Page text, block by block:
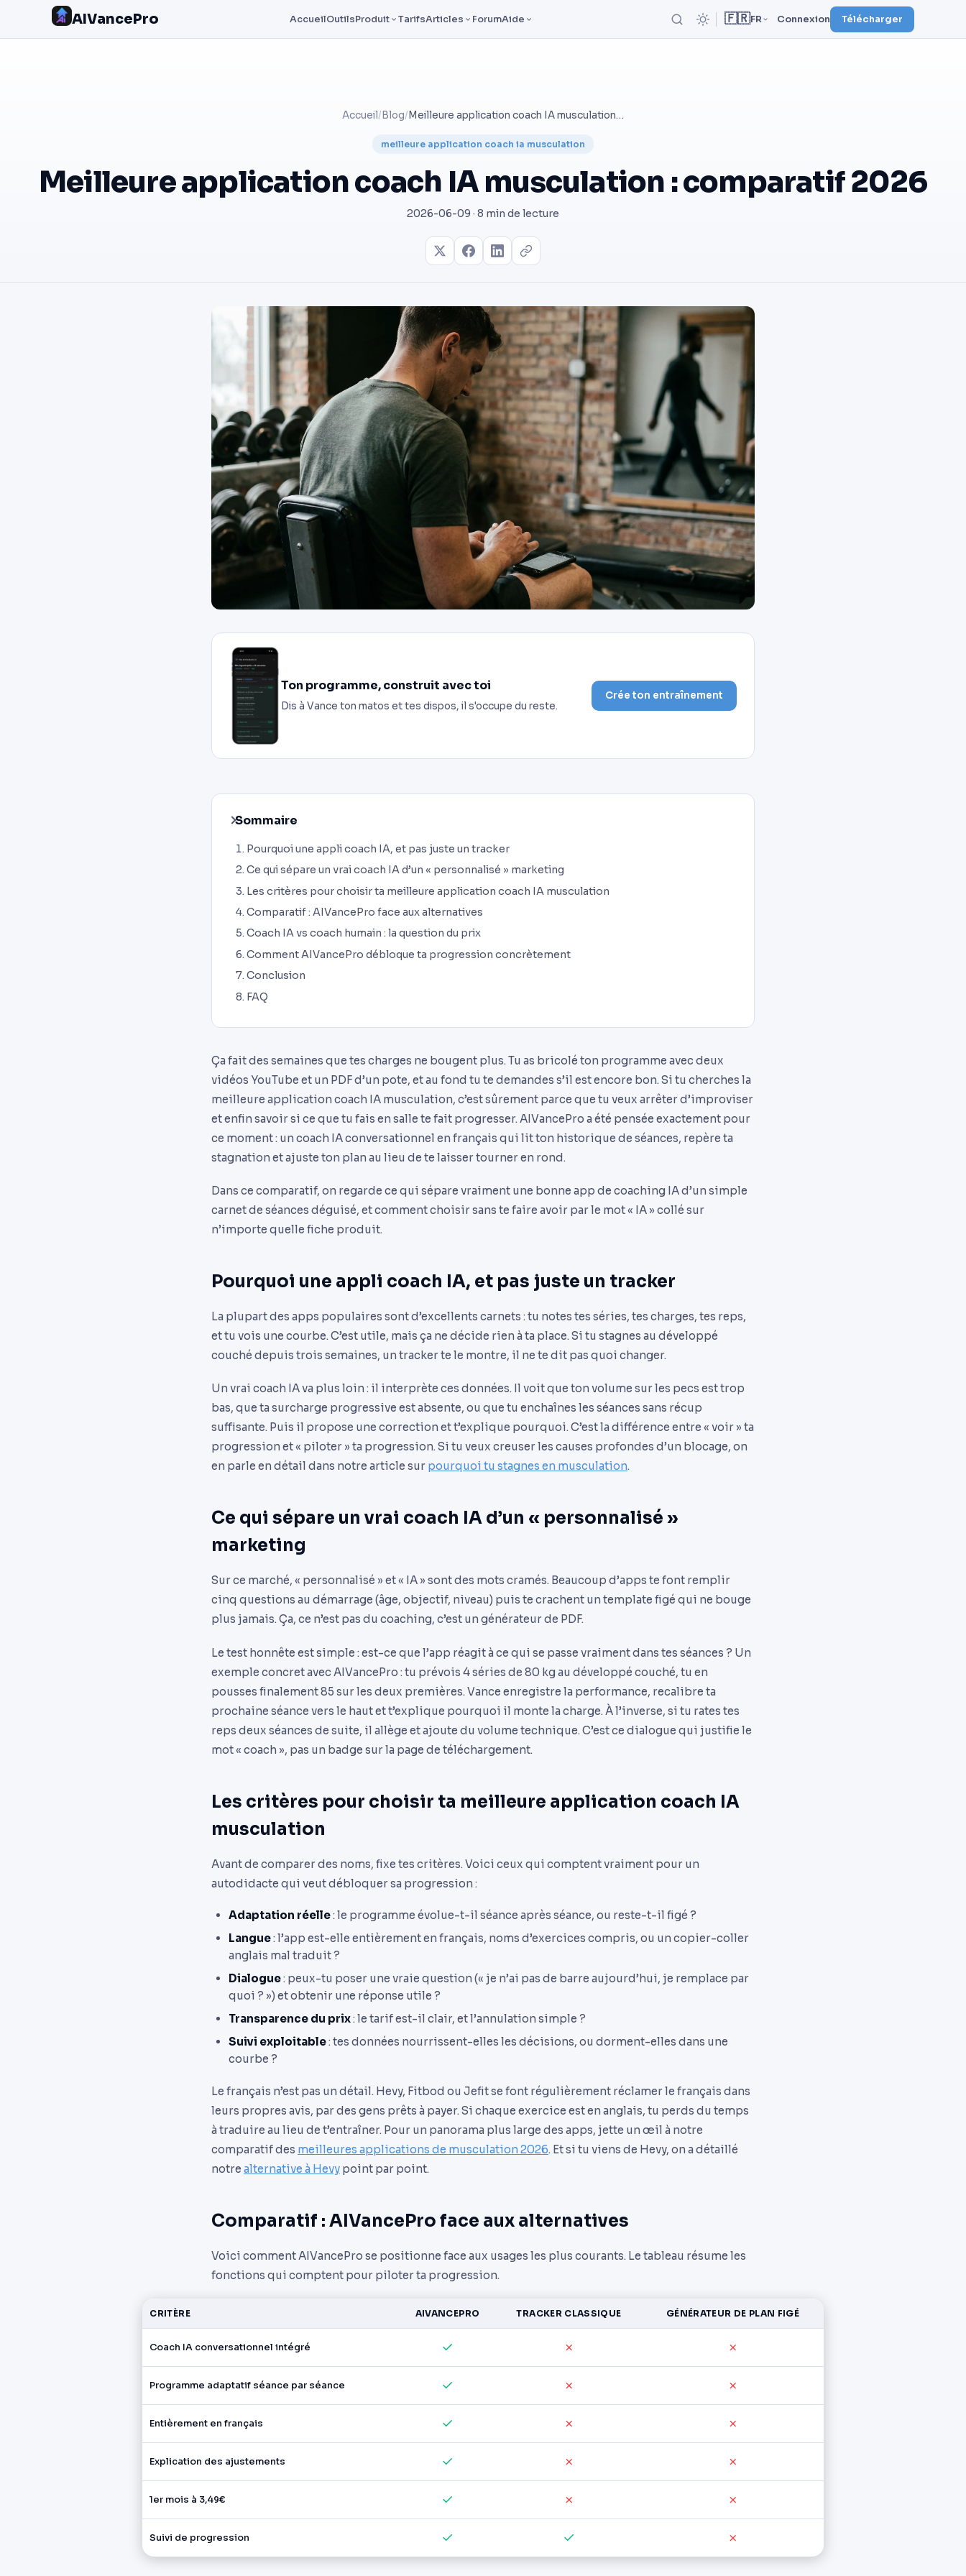
AIVancePro AccueilOutilsProduit TarifsArticles ForumAide 🇫🇷FR Connexion Télécharger
Accueil/ Blog/ Meilleure application coach IA musculation : comparatif 2026
meilleure application coach ia musculation
Meilleure application coach IA musculation : comparatif 2026
2026-06-09 · 8 min de lecture
Ton programme, construit avec toi
Dis à Vance ton matos et tes dispos, il s'occupe du reste.
Crée ton entraînement
Sommaire
Pourquoi une appli coach IA, et pas juste un tracker
Ce qui sépare un vrai coach IA d’un « personnalisé » marketing
Les critères pour choisir ta meilleure application coach IA musculation
Comparatif : AIVancePro face aux alternatives
Coach IA vs coach humain : la question du prix
Comment AIVancePro débloque ta progression concrètement
Conclusion
FAQ
Ça fait des semaines que tes charges ne bougent plus. Tu as bricolé ton programme avec deux
vidéos YouTube et un PDF d’un pote, et au fond tu te demandes s’il est encore bon. Si tu cherches la
meilleure application coach IA musculation, c’est sûrement parce que tu veux arrêter d’improviser
et enfin savoir si ce que tu fais en salle te fait progresser. AIVancePro a été pensée exactement pour
ce moment : un coach IA conversationnel en français qui lit ton historique de séances, repère ta
stagnation et ajuste ton plan au lieu de te laisser tourner en rond.
Dans ce comparatif, on regarde ce qui sépare vraiment une bonne app de coaching IA d’un simple
carnet de séances déguisé, et comment choisir sans te faire avoir par le mot « IA » collé sur
n’importe quelle fiche produit.
Pourquoi une appli coach IA, et pas juste un tracker
La plupart des apps populaires sont d’excellents carnets : tu notes tes séries, tes charges, tes reps,
et tu vois une courbe. C’est utile, mais ça ne décide rien à ta place. Si tu stagnes au développé
couché depuis trois semaines, un tracker te le montre, il ne te dit pas quoi changer.
Un vrai coach IA va plus loin : il interprète ces données. Il voit que ton volume sur les pecs est trop
bas, que ta surcharge progressive est absente, ou que tu enchaînes les séances sans récup
suffisante. Puis il propose une correction et t’explique pourquoi. C’est la différence entre « voir » ta
progression et « piloter » ta progression. Si tu veux creuser les causes profondes d’un blocage, on
en parle en détail dans notre article sur pourquoi tu stagnes en musculation.
Ce qui sépare un vrai coach IA d’un « personnalisé »
marketing
Sur ce marché, « personnalisé » et « IA » sont des mots cramés. Beaucoup d’apps te font remplir
cinq questions au démarrage (âge, objectif, niveau) puis te crachent un template figé qui ne bouge
plus jamais. Ça, ce n’est pas du coaching, c’est un générateur de PDF.
Le test honnête est simple : est-ce que l’app réagit à ce qui se passe vraiment dans tes séances ? Un
exemple concret avec AIVancePro : tu prévois 4 séries de 80 kg au développé couché, tu en
pousses finalement 85 sur les deux premières. Vance enregistre la performance, recalibre ta
prochaine séance vers le haut et t’explique pourquoi il monte la charge. À l’inverse, si tu rates tes
reps deux séances de suite, il allège et ajoute du volume technique. C’est ce dialogue qui justifie le
mot « coach », pas un badge sur la page de téléchargement.
Les critères pour choisir ta meilleure application coach IA
musculation
Avant de comparer des noms, fixe tes critères. Voici ceux qui comptent vraiment pour un
autodidacte qui veut débloquer sa progression :
Adaptation réelle: le programme évolue-t-il séance après séance, ou reste-t-il figé ?
Langue: l’app est-elle entièrement en français, noms d’exercices compris, ou un copier-coller
anglais mal traduit ?
Dialogue: peux-tu poser une vraie question (« je n’ai pas de barre aujourd’hui, je remplace par
quoi ? ») et obtenir une réponse utile ?
Transparence du prix: le tarif est-il clair, et l’annulation simple ?
Suivi exploitable: tes données nourrissent-elles les décisions, ou dorment-elles dans une
courbe ?
Le français n’est pas un détail. Hevy, Fitbod ou Jefit se font régulièrement réclamer le français dans
leurs propres avis, par des gens prêts à payer. Si chaque exercice est en anglais, tu perds du temps
à traduire au lieu de t’entraîner. Pour un panorama plus large des apps, jette un œil à notre
comparatif des meilleures applications de musculation 2026. Et si tu viens de Hevy, on a détaillé
notre alternative à Hevy point par point.
Comparatif : AIVancePro face aux alternatives
Voici comment AIVancePro se positionne face aux usages les plus courants. Le tableau résume les
fonctions qui comptent pour piloter ta progression.
CRITÈRE AIVANCEPRO TRACKER CLASSIQUE GÉNÉRATEUR DE PLAN FIGÉ
Coach IA conversationnel intégré ✓ ✗ ✗
Programme adaptatif séance par séance ✓ ✗ ✗
Entièrement en français ✓ ✗ ✗
Explication des ajustements ✓ ✗ ✗
1er mois à 3,49€ ✓ ✗ ✗
Suivi de progression ✓ ✓ ✗